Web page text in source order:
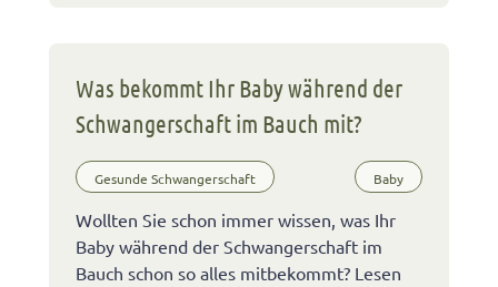
Was bekommt Ihr Baby während der
Schwangerschaft im Bauch mit?
Gesunde Schwangerschaft Baby
Wollten Sie schon immer wissen, was Ihr
Baby während der Schwangerschaft im
Bauch schon so alles mitbekommt? Lesen